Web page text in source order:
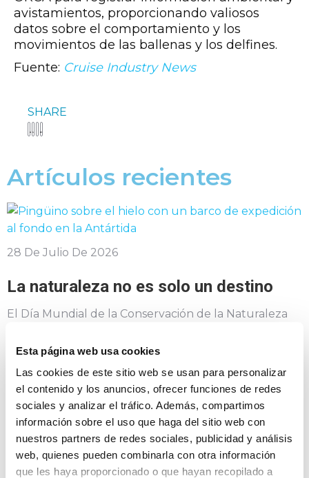
Esta página web usa cookies
Las cookies de este sitio web se usan para personalizar
el contenido y los anuncios, ofrecer funciones de redes
sociales y analizar el tráfico. Además, compartimos
información sobre el uso que haga del sitio web con
nuestros partners de redes sociales, publicidad y análisis
web, quienes pueden combinarla con otra información
que les haya proporcionado o que hayan recopilado a
avistamientos, proporcionando valiosos
datos sobre el comportamiento y los
movimientos de las ballenas y los delfines.
Fuente: Cruise Industry News
Artículos recientes
28 De Julio De 2026
La naturaleza no es solo un destino
El Día Mundial de la Conservación de la Naturaleza
inspirar conocimiento, respeto y responsabilidad.
Leer más
Proteger el Ártico